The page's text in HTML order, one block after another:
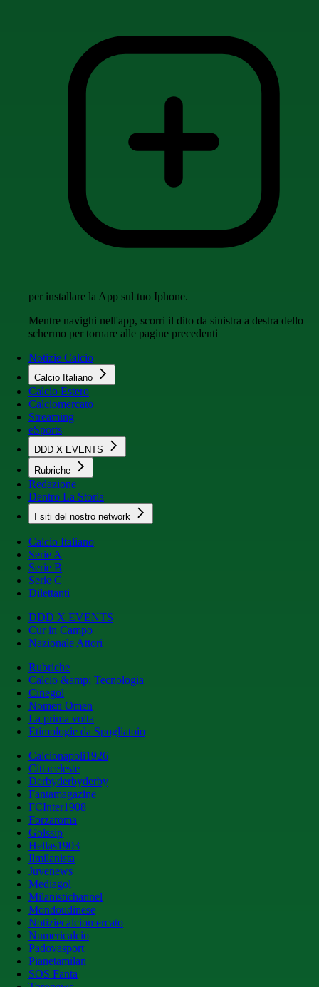
per installare la App sul tuo Iphone.
Mentre navighi nell'app, scorri il dito da sinistra a destra dello
schermo per tornare alle pagine precedenti
Notizie Calcio
Calcio Italiano
Calcio Estero
Calciomercato
Streaming
eSports
DDD X EVENTS
Rubriche
Redazione
Dentro La Storia
I siti del nostro network
Calcio Italiano
Serie A
Serie B
Serie C
Dilettanti
DDD X EVENTS
Cur in Campo
Nazionale Attori
Rubriche
Calcio &amp; Tecnologia
Cinegol
Nomen Omen
La prima volta
Etimologie da Spogliatoio
Calcionapoli1926
Cittaceleste
Derbyderbyderby
Fantamagazine
FCInter1908
Forzaroma
Golssip
Hellas1903
Ilmilanista
Juvenews
Mediagol
Milanistichannel
Mondoudinese
Notiziecalciomercato
Numericalcio
Padovasport
Pianetamilan
SOS Fanta